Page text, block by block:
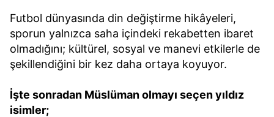
Futbol dünyasında din değiştirme hikâyeleri,
sporun yalnızca saha içindeki rekabetten ibaret
olmadığını; kültürel, sosyal ve manevi etkilerle de
şekillendiğini bir kez daha ortaya koyuyor.
İşte sonradan Müslüman olmayı seçen yıldız
isimler;